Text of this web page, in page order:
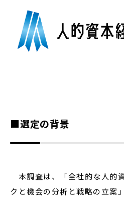
■選定の背景
本調査は、「全社的な人的
クと機会の分析と戦略の立案